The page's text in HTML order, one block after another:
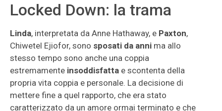
Locked Down: la trama
Linda, interpretata da Anne Hathaway, e Paxton,
Chiwetel Ejiofor, sono sposati da anni ma allo
stesso tempo sono anche una coppia
estremamente insoddisfatta e scontenta della
propria vita coppia e personale. La decisione di
mettere fine a quel rapporto, che era stato
caratterizzato da un amore ormai terminato e che